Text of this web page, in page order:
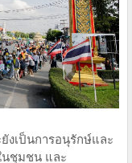
งเป็นการอนุรักษ์และ
นชุมชน และ